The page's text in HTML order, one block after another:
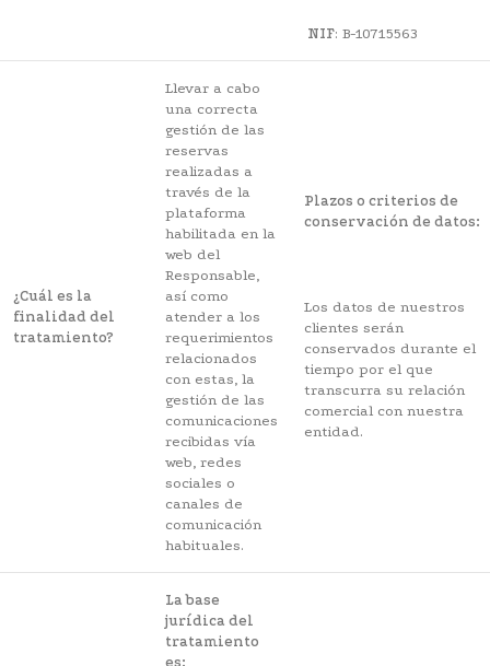
NIF: B-10715563
¿Cuál es la
finalidad del
tratamiento?
Llevar a cabo
una correcta
gestión de las
reservas
realizadas a
través de la
plataforma
habilitada en la
web del
Responsable,
así como
atender a los
requerimientos
relacionados
con estas, la
gestión de las
comunicaciones
recibidas vía
web, redes
sociales o
canales de
comunicación
habituales.
Plazos o criterios de
conservación de datos:
Los datos de nuestros
clientes serán
conservados durante el
tiempo por el que
transcurra su relación
comercial con nuestra
entidad.
La base
jurídica del
tratamiento
es: